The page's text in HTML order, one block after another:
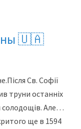
🇺🇦
Св. Софії
труни останніх
солодощів. Але…
ще в 1594